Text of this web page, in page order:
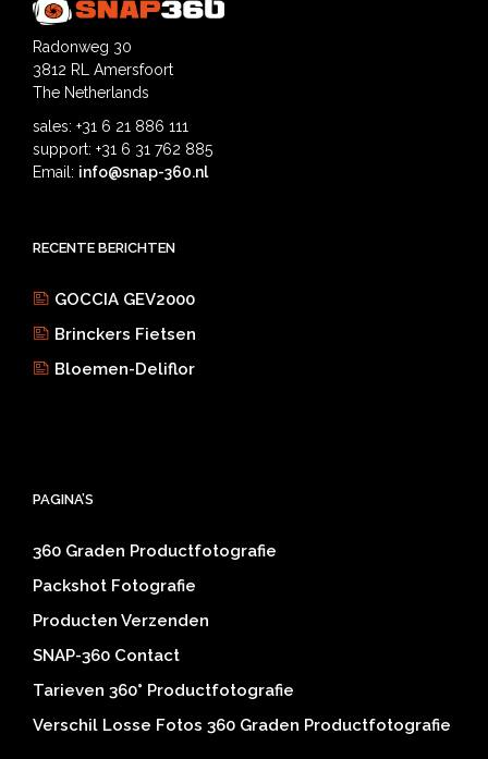
Radonweg 30
3812 RL Amersfoort
The Netherlands
sales: +31 6 21 886 111
support: +31 6 31 762 885
Email: info@snap-360.nl
RECENTE BERICHTEN
GOCCIA GEV2000
Brinckers Fietsen
Bloemen-Deliflor
PAGINA’S
360 Graden Productfotografie
Packshot Fotografie
Producten Verzenden
SNAP-360 Contact
Tarieven 360° Productfotografie
Verschil Losse Fotos 360 Graden Productfotografie